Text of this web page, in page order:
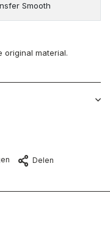
Smooth
original material.
Delen